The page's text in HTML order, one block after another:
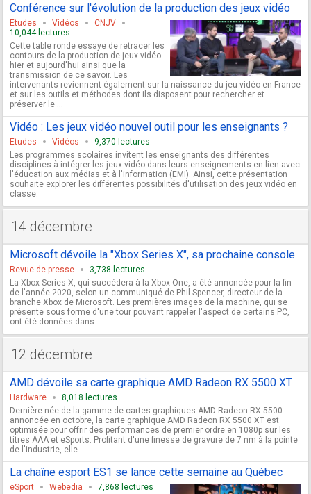
Conférence sur l'évolution de la production des jeux vidéo
Etudes Vidéos
CNJV
10,044 lectures
Cette table ronde essaye de retracer les
contours de la production de jeux vidéo
hier et aujourd'hui ainsi que la
transmission de ce savoir. Les
intervenants reviennent également sur la naissance du jeu vidéo en France
et sur les outils et méthodes dont ils disposent pour rechercher et
préserver le ...
Vidéo : Les jeux vidéo nouvel outil pour les enseignants ?
Etudes Vidéos
9,370 lectures
Les programmes scolaires invitent les enseignants des différentes
disciplines à intégrer les jeux vidéo dans leurs enseignements en lien avec
l'éducation aux médias et à l'information (EMI). Ainsi, cette présentation
souhaite explorer les différentes possibilités d'utilisation des jeux vidéo en
classe.
14 décembre
Microsoft dévoile la "Xbox Series X", sa prochaine console
Revue de presse
3,738 lectures
La Xbox Series X, qui succédera à la Xbox One, a été annoncée pour la fin
de l'année 2020, selon un communiqué de Phil Spencer, directeur de la
branche Xbox de Microsoft. Les premières images de la machine, qui se
présente sous forme d'une tour pouvant rappeler l'aspect de certains PC,
ont été données dans...
12 décembre
AMD dévoile sa carte graphique AMD Radeon RX 5500 XT
Hardware
8,018 lectures
Dernière-née de la gamme de cartes graphiques AMD Radeon RX 5500
annoncée en octobre, la carte graphique AMD Radeon RX 5500 XT est
optimisée pour offrir des performances de premier ordre en 1080p sur les
titres AAA et eSports. Profitant d'une finesse de gravure de 7 nm à la pointe
de l'industrie, elle ...
La chaîne esport ES1 se lance cette semaine au Québec
eSport Webedia
7,868 lectures